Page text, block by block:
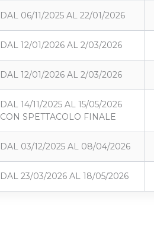
DAL 06/11/2025 AL 22/01/2026
DAL 12/01/2026 AL 2/03/2026
DAL 12/01/2026 AL 2/03/2026
DAL 14/11/2025 AL 15/05/2026
CON SPETTACOLO FINALE
DAL 03/12/2025 AL 08/04/2026
DAL 23/03/2026 AL 18/05/2026